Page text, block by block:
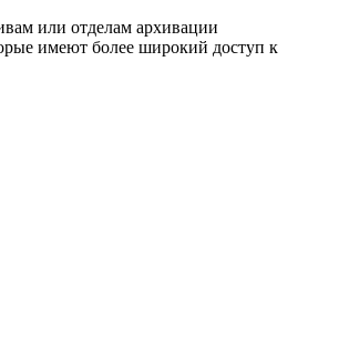
или отделам архивации
имеют более широкий доступ к